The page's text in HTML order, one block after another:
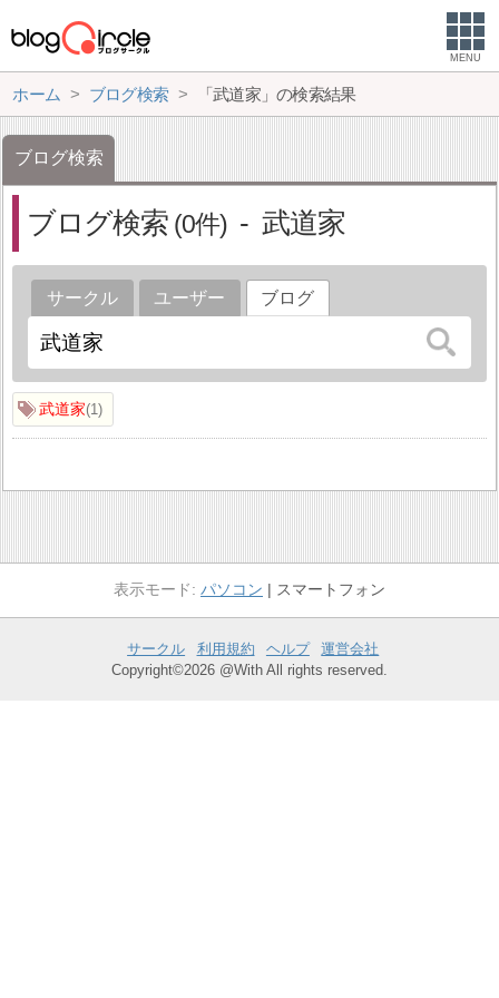
MENU
ホーム ブログ検索 「武道家」の検索結果
ブログ検索
ブログ検索 0 武道家
サークル ユーザー ブログ
武道家 1
パソコン スマートフォン
サークル 利用規約 ヘルプ
運営会社
Copyright©2026 @With All rights reserved.